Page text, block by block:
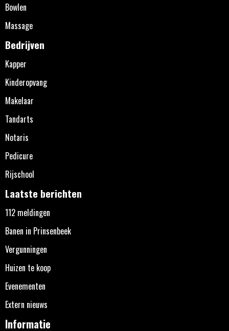
Bowlen
Massage
Bedrijven
Kapper
Kinderopvang
Makelaar
Tandarts
Notaris
Pedicure
Rijschool
Laatste berichten
112 meldingen
Banen in Prinsenbeek
Vergunningen
Huizen te koop
Evenementen
Extern nieuws
Informatie